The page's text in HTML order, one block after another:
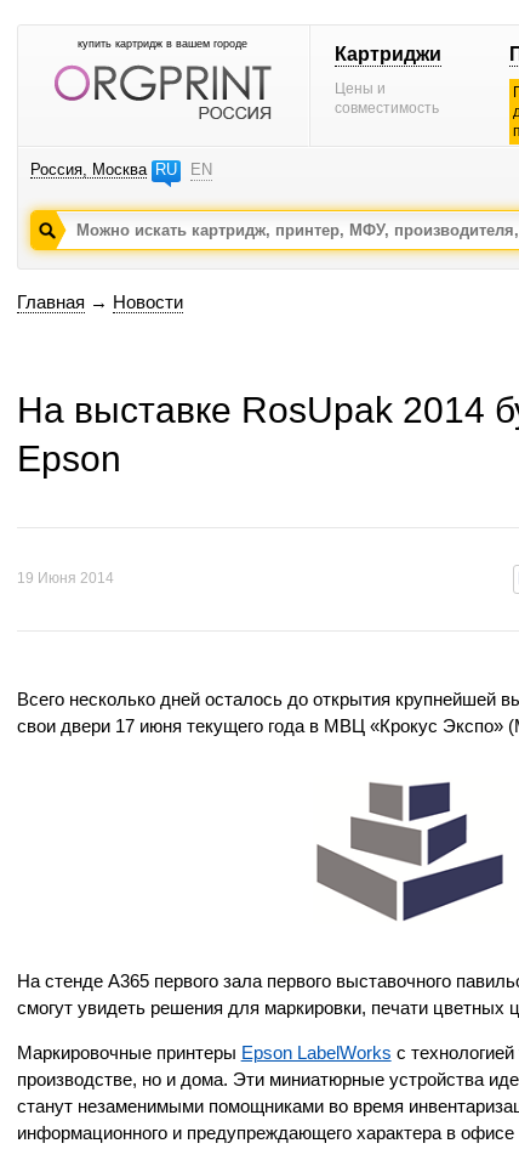
купить картридж в вашем городе Картриджи
Цены и
совместимость
Россия, Москва RU EN
Главная → Новости
На выставке RosUpak 2014
Epson
19 Июня 2014
Всего несколько дней осталось до открытия крупнейшей
свои двери 17 июня текущего года в МВЦ «Крокус Экспо»
На стенде А365 первого зала первого выставочного
смогут увидеть решения для маркировки, печати цветных
Маркировочные принтеры Epson LabelWorks с
производстве, но и дома. Эти миниатюрные устройства
станут незаменимыми помощниками во время
информационного и предупреждающего характера в офисе